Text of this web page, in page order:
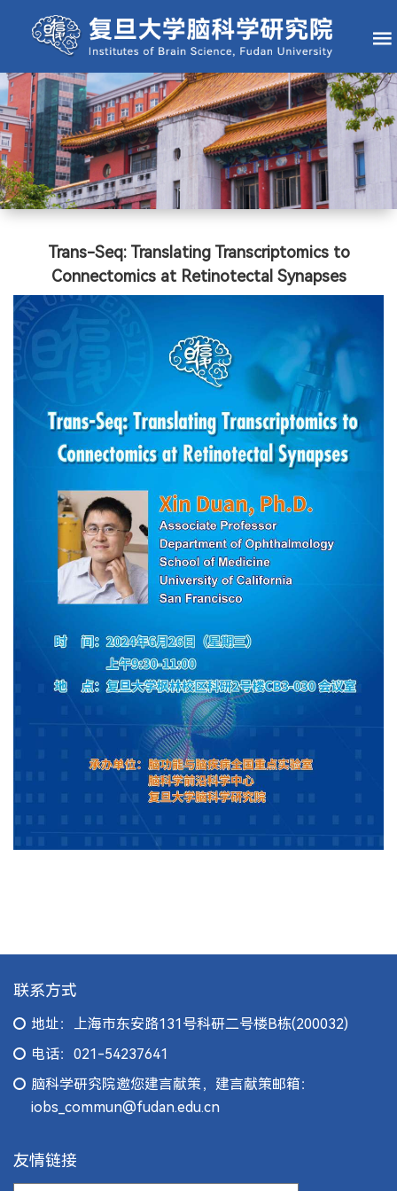
Trans-Seq: Translating Transcriptomics to
Connectomics at Retinotectal Synapses
联系方式
地址：上海市东安路131号科研二号楼B栋(200032)
电话：021-54237641
脑科学研究院邀您建言献策，建言献策邮箱：
iobs_commun@fudan.edu.cn
友情链接